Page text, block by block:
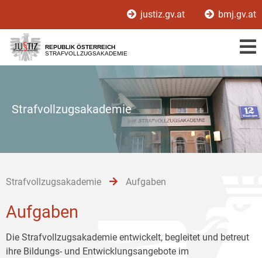
[1]
[2]
[3]
justiz.gv.at bmj.gv.at
REPUBLIK ÖSTERREICH
STRAFVOLLZUGSAKADEMIE
Strafvollzugsakademie
Strafvollzugsakademie Aufgaben
Aufgaben
Die Strafvollzugsakademie entwickelt, begleitet und betreut
ihre Bildungs- und Entwicklungsangebote im